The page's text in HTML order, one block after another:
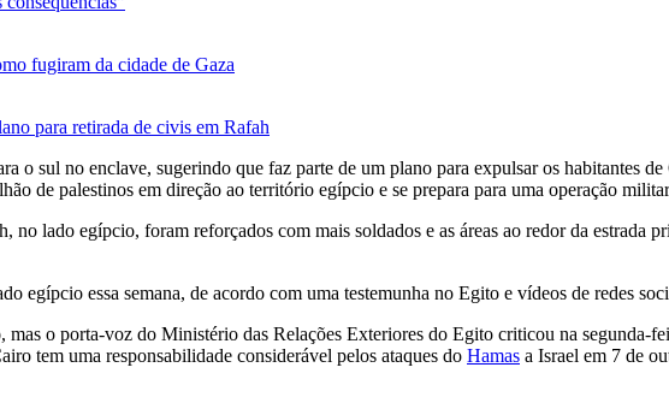
fugiram da cidade de Gaza
para retirada de civis em Rafah
o sul no enclave, sugerindo que faz parte de um plano para expulsar os habitantes
de palestinos em direção ao território egípcio e se prepara para uma operação
no lado egípcio, foram reforçados com mais soldados e as áreas ao redor da estrada
egípcio essa semana, de acordo com uma testemunha no Egito e vídeos de redes
mas o porta-voz do Ministério das Relações Exteriores do Egito criticou na segunda-
tem uma responsabilidade considerável pelos ataques do Hamas a Israel em 7 de